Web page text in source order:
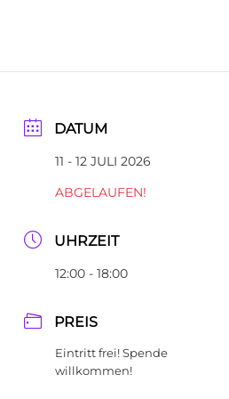
DATUM
11 - 12 JULI 2026
ABGELAUFEN!
UHRZEIT
12:00 - 18:00
PREIS
Eintritt frei! Spende
willkommen!